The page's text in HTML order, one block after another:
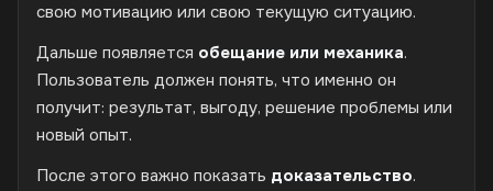
свою мотивацию или свою текущую ситуацию.
Дальше появляется обещание или механика.
Пользователь должен понять, что именно он
получит: результат, выгоду, решение проблемы или
новый опыт.
После этого важно показать доказательство.